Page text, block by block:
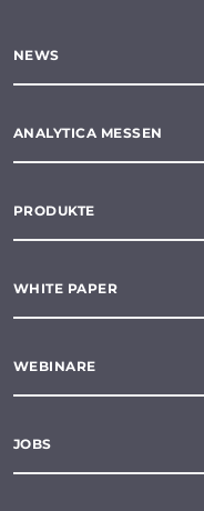
NEWS
ANALYTICA MESSEN
PRODUKTE
WHITE PAPER
WEBINARE
JOBS